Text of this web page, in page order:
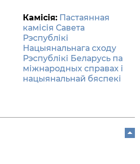
Камісія: Пастаянная
камісія Савета
Рэспублікі
Нацыянальнага сходу
Рэспублікі Беларусь па
міжнародных справах і
нацыянальнай бяспекі